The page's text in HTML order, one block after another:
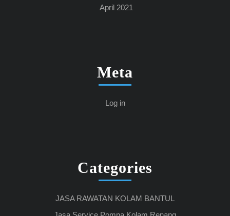
April 2021
Meta
Log in
Categories
JASA RAWATAN KOLAM BANTUL